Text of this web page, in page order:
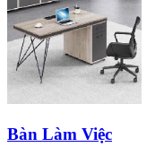
Bàn Làm Việc